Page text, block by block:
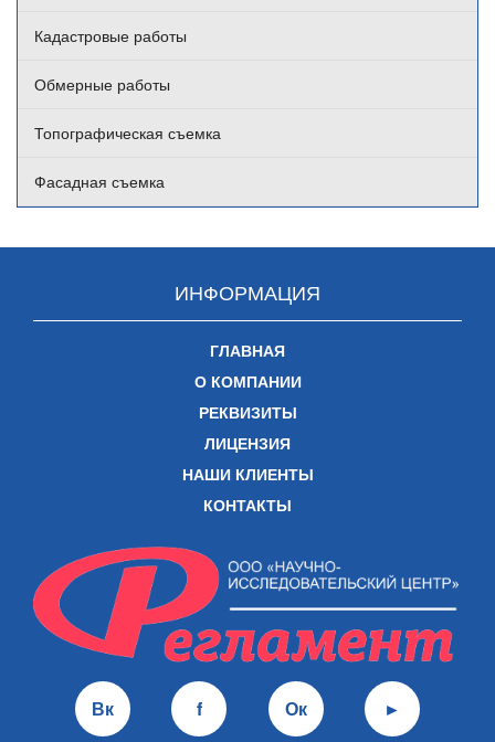
Кадастровые работы
Обмерные работы
Топографическая съемка
Фасадная съемка
ИНФОРМАЦИЯ
ГЛАВНАЯ
О КОМПАНИИ
РЕКВИЗИТЫ
ЛИЦЕНЗИЯ
НАШИ КЛИЕНТЫ
КОНТАКТЫ
Вк f Ок ►